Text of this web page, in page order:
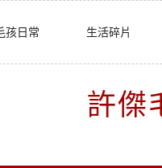
孩日常 生活碎片
許傑